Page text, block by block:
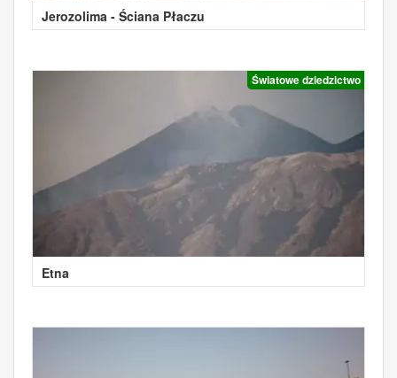
Jerozolima - Ściana Płaczu
Światowe dziedzictwo
Etna